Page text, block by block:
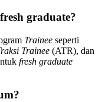
graduate?
Trainee seperti
Trainee (ATR), dan
fresh graduate